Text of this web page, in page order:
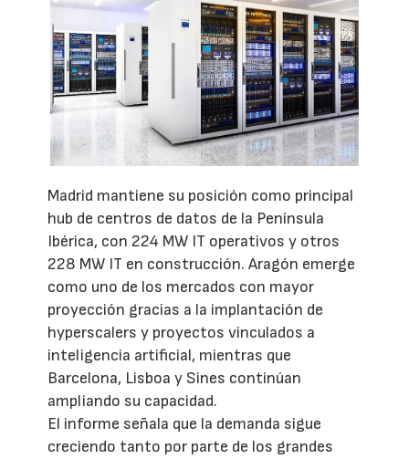
Madrid mantiene su posición como principal
hub de centros de datos de la Península
Ibérica, con 224 MW IT operativos y otros
228 MW IT en construcción. Aragón emerge
como uno de los mercados con mayor
proyección gracias a la implantación de
hyperscalers y proyectos vinculados a
inteligencia artificial, mientras que
Barcelona, Lisboa y Sines continúan
ampliando su capacidad.
El informe señala que la demanda sigue
creciendo tanto por parte de los grandes